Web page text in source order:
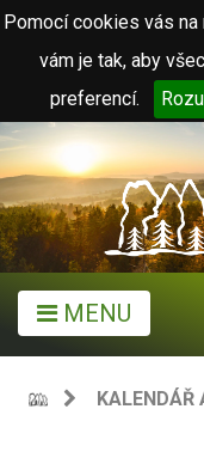
Pomocí cookies vás
vám je tak, aby
preferencí.
MENU
KALENDÁŘ